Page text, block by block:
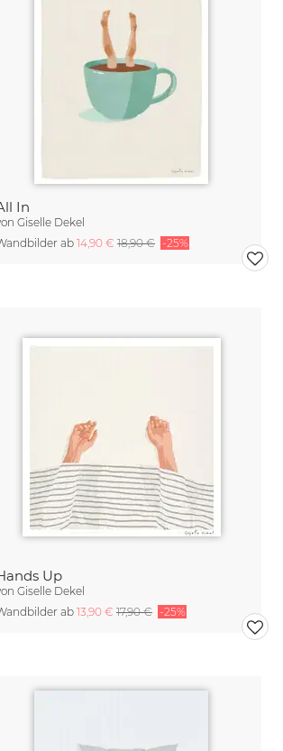
In
Giselle Dekel
ab14,90 €18,90 € -25%
Up
Giselle Dekel
ab13,90 €17,90 € -25%